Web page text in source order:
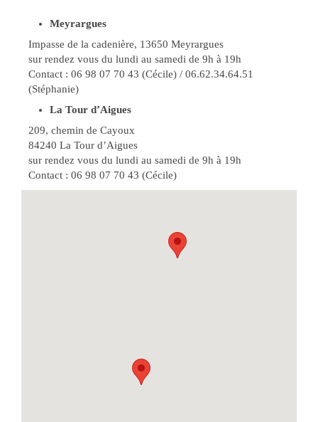
Meyrargues
Impasse de la cadenière, 13650 Meyrargues
sur rendez vous du lundi au samedi de 9h à 19h
Contact : 06 98 07 70 43 (Cécile) / 06.62.34.64.51
(Stéphanie)
La Tour d’Aigues
209, chemin de Cayoux
84240 La Tour d’Aigues
sur rendez vous du lundi au samedi de 9h à 19h
Contact : 06 98 07 70 43 (Cécile)